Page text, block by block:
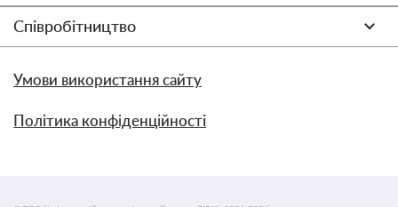
Співробітництво
Умови використання сайту
Політика конфіденційності